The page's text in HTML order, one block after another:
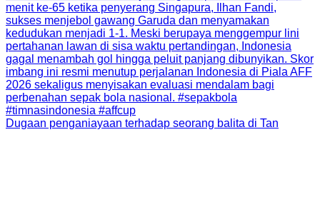
Dugaan penganiayaan terhadap seorang balita di Tan